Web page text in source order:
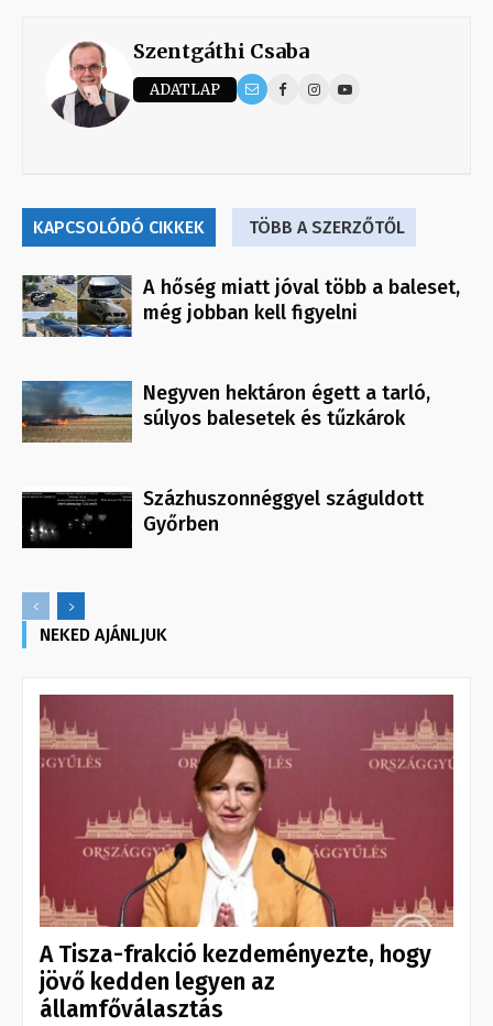
Szentgáthi Csaba
ADATLAP
KAPCSOLÓDÓ CIKKEK TÖBB A SZERZŐTŐL
A hőség miatt jóval több a baleset,
még jobban kell figyelni
Negyven hektáron égett a tarló,
súlyos balesetek és tűzkárok
Százhuszonnéggyel száguldott
Győrben
NEKED AJÁNLJUK
A Tisza-frakció kezdeményezte, hogy
jövő kedden legyen az
államfőválasztás